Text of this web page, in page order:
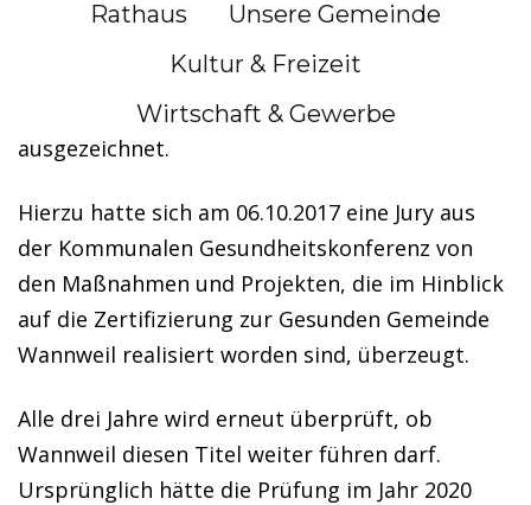
Rathaus
Unsere Gemeinde
Kultur & Freizeit
Wirtschaft & Gewerbe
der Kommunalen Gesundheitskonferenz des
Landkreises Reutlingen als „Gesunde Gemeinde“
ausgezeichnet.
Hierzu hatte sich am 06.10.2017 eine Jury aus
der Kommunalen Gesundheitskonferenz von
den Maßnahmen und Projekten, die im Hinblick
auf die Zertifizierung zur Gesunden Gemeinde
Wannweil realisiert worden sind, überzeugt.
Alle drei Jahre wird erneut überprüft, ob
Wannweil diesen Titel weiter führen darf.
Ursprünglich hätte die Prüfung im Jahr 2020